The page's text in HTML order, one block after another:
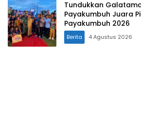
Tundukkan
Payakumbuh Juara
Payakumbuh 2026
Berita 4 Agustus 2026